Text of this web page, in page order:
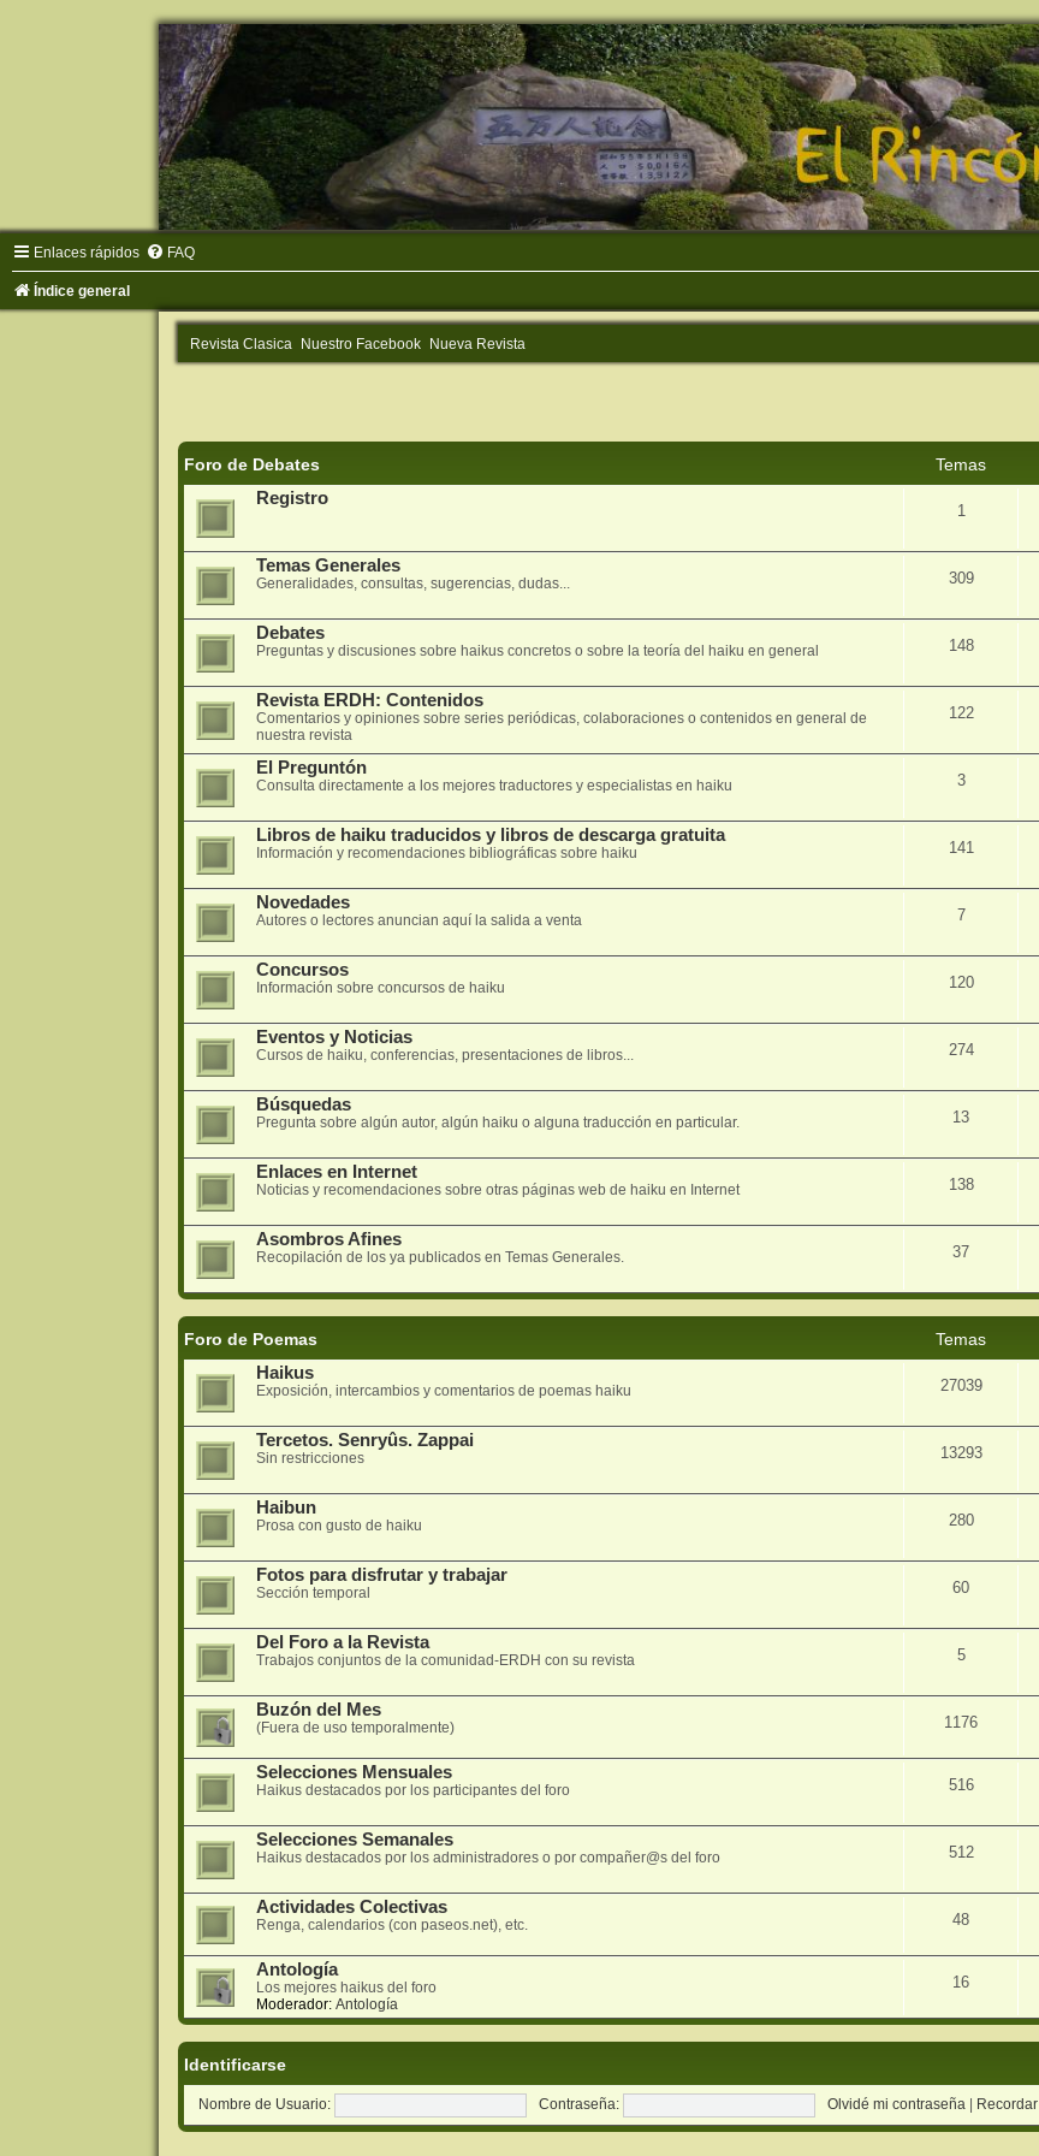
Enlaces rápidos FAQ
Índice general
Revista Clasica Nuestro Facebook Nueva Revista
Foro de Debates Temas
Registro
1
Temas Generales
Generalidades, consultas, sugerencias, dudas... 309
Debates
Preguntas y discusiones sobre haikus concretos o sobre la teorí­a del haiku en general 148
Revista ERDH: Contenidos
Comentarios y opiniones sobre series periódicas, colaboraciones o contenidos en general de
nuestra revista
122
El Preguntón
Consulta directamente a los mejores traductores y especialistas en haiku 3
Libros de haiku traducidos y libros de descarga gratuita
Información y recomendaciones bibliográficas sobre haiku 141
Novedades
Autores o lectores anuncian aquí la salida a venta 7
Concursos
Información sobre concursos de haiku 120
Eventos y Noticias
Cursos de haiku, conferencias, presentaciones de libros... 274
Búsquedas
Pregunta sobre algún autor, algún haiku o alguna traducción en particular. 13
Enlaces en Internet
Noticias y recomendaciones sobre otras páginas web de haiku en Internet 138
Asombros Afines
Recopilación de los ya publicados en Temas Generales. 37
Foro de Poemas Temas
Haikus
Exposición, intercambios y comentarios de poemas haiku 27039
Tercetos. Senryûs. Zappai
Sin restricciones 13293
Haibun
Prosa con gusto de haiku 280
Fotos para disfrutar y trabajar
Sección temporal 60
Del Foro a la Revista
Trabajos conjuntos de la comunidad-ERDH con su revista 5
Buzón del Mes
(Fuera de uso temporalmente) 1176
Selecciones Mensuales
Haikus destacados por los participantes del foro 516
Selecciones Semanales
Haikus destacados por los administradores o por compañer@s del foro 512
Actividades Colectivas
Renga, calendarios (con paseos.net), etc. 48
Antología
Los mejores haikus del foro
Moderador: Antología
16
Identificarse
Nombre de Usuario: Contraseña: Olvidé mi contraseña Recordar